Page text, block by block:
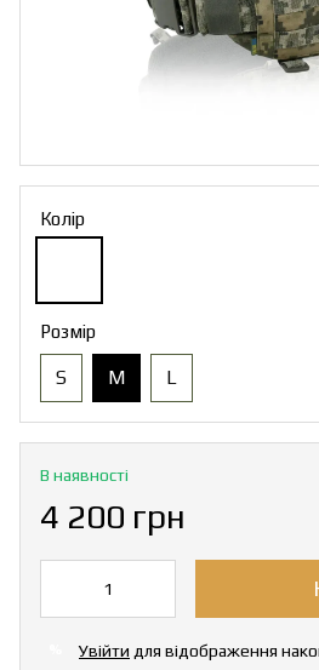
Колір
Розмір
S M L
В наявності
4 200 грн
Увійти для відображення